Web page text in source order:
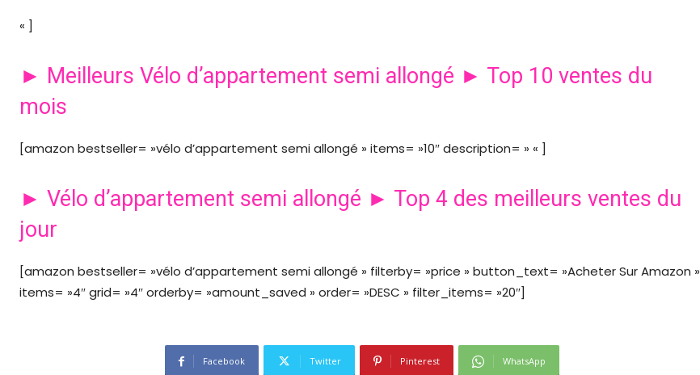
« ]
► Meilleurs Vélo d’appartement semi allongé ► Top 10 ventes du
mois
[amazon bestseller= »vélo d’appartement semi allongé » items= »10″ description= » « ]
► Vélo d’appartement semi allongé ► Top 4 des meilleurs ventes du
jour
[amazon bestseller= »vélo d’appartement semi allongé » filterby= »price » button_text= »Acheter Sur Amazon »
items= »4″ grid= »4″ orderby= »amount_saved » order= »DESC » filter_items= »20″]
Facebook Twitter Pinterest WhatsApp